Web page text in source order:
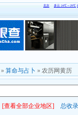
» 算命与占卜 » 农历网黄历
[查看全部企业地区] 总收